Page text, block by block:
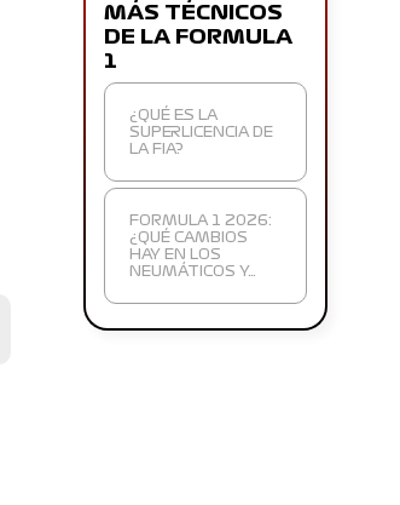
MÁS TÉCNICOS
DE LA FORMULA
1
¿QUÉ ES LA
SUPERLICENCIA DE
LA FIA?
FORMULA 1 2026:
¿QUÉ CAMBIOS
HAY EN LOS
NEUMÁTICOS Y…